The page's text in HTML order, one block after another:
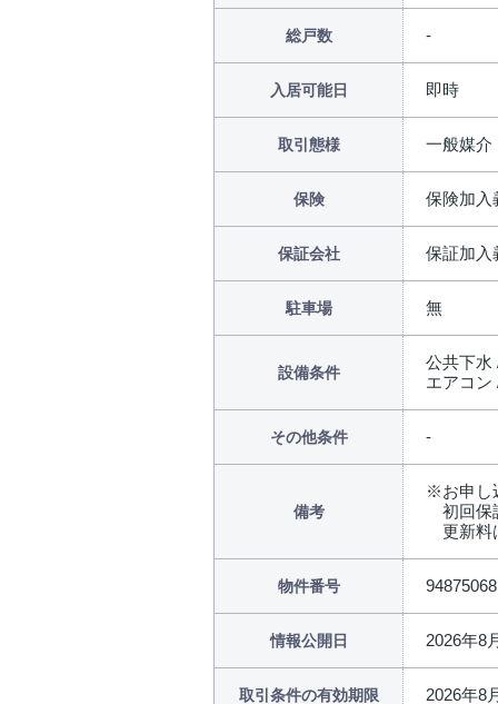
総戸数
入居可能日 即時
取引態様 一般媒介
保険 保険加入
保証会社 保証加入
駐車場 無
設備条件
公共下水
エアコン
その他条件
備考
※お申し
初回保
更新料
物件番号 94875068
情報公開日 2026年8
取引条件の有効期限 2026年8